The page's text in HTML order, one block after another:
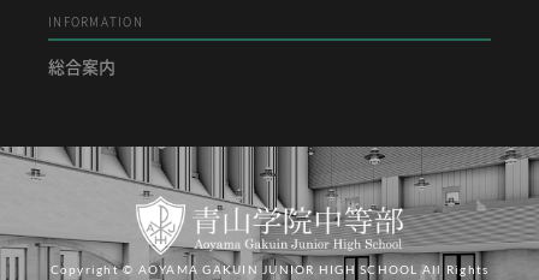
INFORMATION
総合案内
Copyright © AOYAMA GAKUIN JUNIOR HIGH SCHOOL All Rights